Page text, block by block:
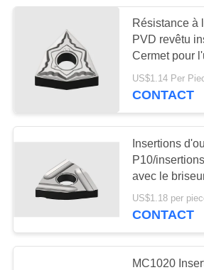
Rods et
Commande
numérique
ordinateur
l'insertion
Résistance à
PVD revêtu
Cermet pour
acier HRC40
US$1.14 Per
CONTACT
Insertions
P10/
avec le
US$1.18 per
CONTACT
MC1020